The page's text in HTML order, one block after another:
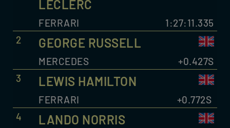
LECLERC
FERRARI
1:27:11.335
2
GEORGE RUSSELL
MERCEDES
+0.427S
3
LEWIS HAMILTON
FERRARI
+0.772S
4
LANDO NORRIS